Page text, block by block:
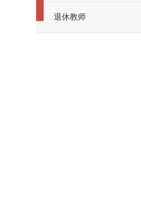
退休教师